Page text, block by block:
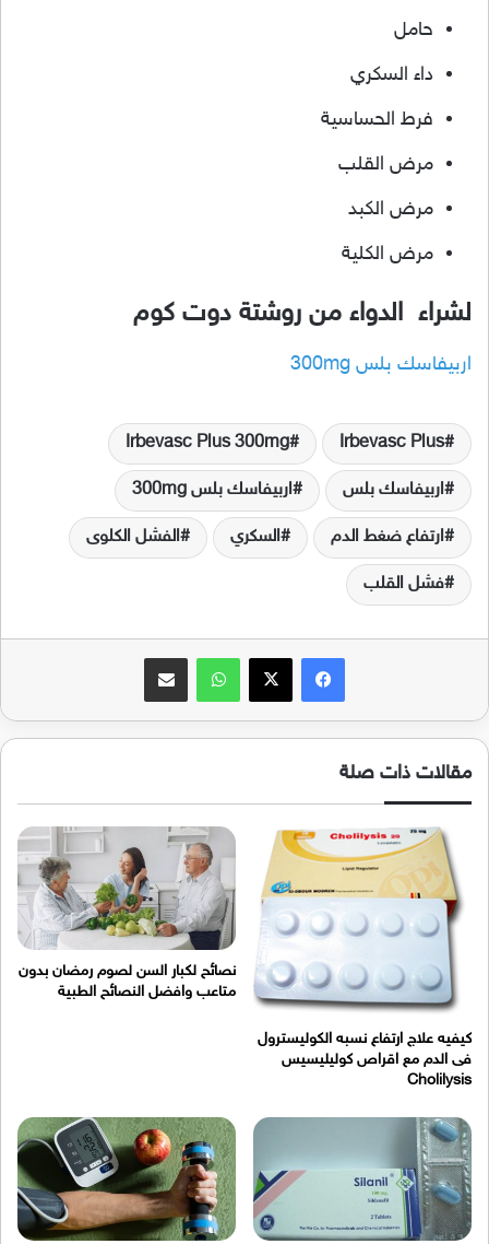
حامل
داء السكري
فرط الحساسية
مرض القلب
مرض الكبد
مرض الكلية
لشراء الدواء من روشتة دوت كوم
اربيفاسك بلس 300mg
Irbevasc Plus
Irbevasc Plus 300mg
اربيفاسك بلس اربيفاسك بلس 300mg
ارتفاع ضغط الدم السكري الفشل الكلوى
فشل القلب
فيسبوك واتساب
مقالات ذات صلة
كيفيه علاج ارتفاع نسبه الكوليسترول
فى الدم مع اقراص كوليليسيس
Cholilysis
نصائح لكبار السن لصوم رمضان بدون
متاعب وافضل النصائح الطبية